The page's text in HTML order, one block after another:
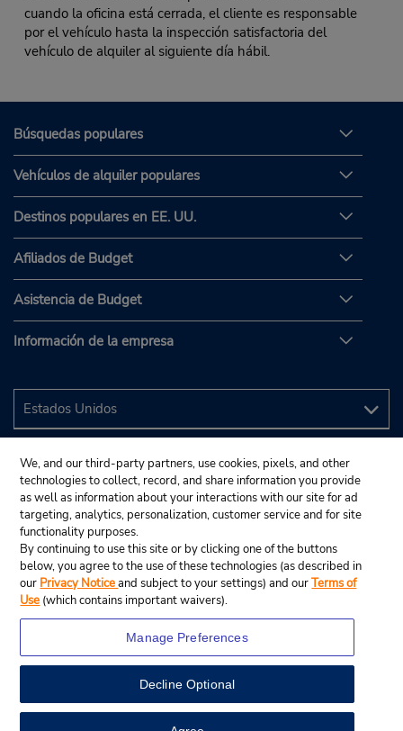
View Map
cuando la oficina está cerrada, el cliente es responsable
por el vehículo hasta la inspección satisfactoria del
vehículo de alquiler al siguiente día hábil.
Búsquedas populares
Vehículos de alquiler populares
Destinos populares en EE. UU.
Afiliados de Budget
Asistencia de Budget
Información de la empresa
© 2024 Budget Rent A Car System, Inc.
We, and our third-party partners, use cookies, pixels, and other
technologies to collect, record, and share information you provide
as well as information about your interactions with our site for ad
targeting, analytics, personalization, customer service and for site
functionality purposes.
By continuing to use this site or by clicking one of the buttons
below, you agree to the use of these technologies (as described in
our Privacy Noticeand subject to your settings) and ourTerms of
Use (which contains important waivers).
Manage Preferences
Decline Optional